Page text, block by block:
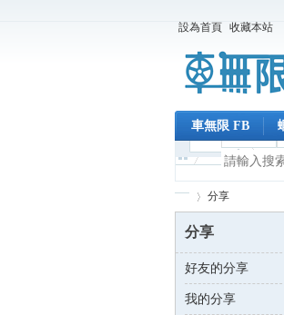
設為首頁 收藏本站
車無限 FB
車 ›
分享
分享
好友的分享
我的分享